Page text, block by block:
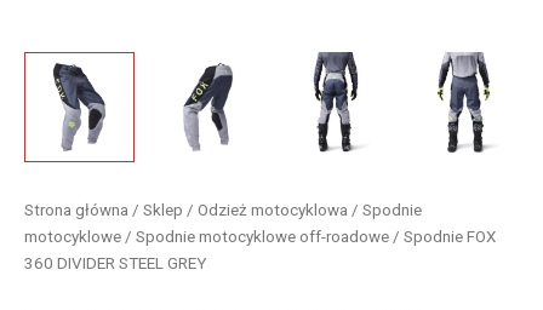
Strona główna / Sklep / Odzież motocyklowa / Spodnie
motocyklowe / Spodnie motocyklowe off-roadowe / Spodnie FOX
360 DIVIDER STEEL GREY